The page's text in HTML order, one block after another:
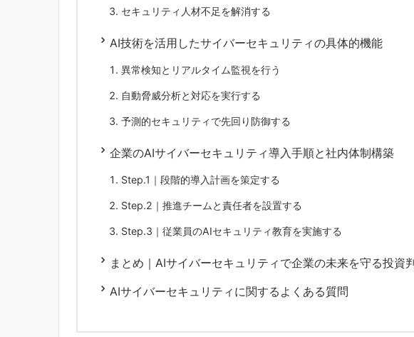
セキュリティ人材不足を解消する
AI技術を活用したサイバーセキュリティの具体的機能
異常検知とリアルタイム監視を行う
自動脅威分析と対応を実行する
予測的セキュリティで先回り防御する
企業のAIサイバーセキュリティ導入手順と社内体制構築
Step.1｜段階的導入計画を策定する
Step.2｜推進チームと責任者を設置する
Step.3｜従業員のAIセキュリティ教育を実施する
まとめ｜AIサイバーセキュリティで企業の未来を守る投資
AIサイバーセキュリティに関するよくある質問